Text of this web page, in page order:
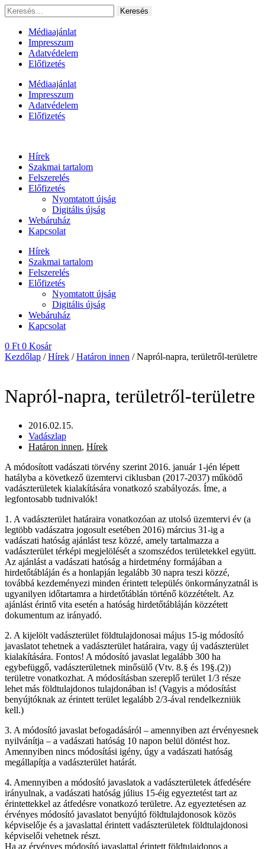
Ugrás
a
tartalomhoz
Keresés:
Médiaajánlat
Impresszum
Adatvédelem
Előfizetés
Médiaajánlat
Impresszum
Adatvédelem
Előfizetés
Hírek
Szakmai tartalom
Felszerelés
Előfizetés
Nyomtatott újság
Digitális újság
Webáruház
Kapcsolat
Hírek
Szakmai tartalom
Felszerelés
Előfizetés
Nyomtatott újság
Digitális újság
Webáruház
Kapcsolat
0 Ft 0 Kosár
Kezdőlap /Hírek /Határon innen / Napról-napra, területről-területre
Napról-napra, területről-területre
2016.02.15.
Vadászlap
Határon innen, Hírek
A módosított vadászati törvény szerint 2016. január 1-jén lépett
hatályba a következő üzemtervi ciklusban (2017-2037) működő
vadászterületek kialakítására vonatkozó szabályozás. Íme, a
legfontosabb tudnivalók!
1. A vadászterület határaira vonatkozóan az utolsó üzemtervi év (a
legtöbb vadászatra jogosult esetében 2016) március 31-ig a
vadászati hatóság ajánlást tesz közzé, amely tartalmazza a
vadászterület térképi megjelölését a szomszédos területekkel együtt.
Az ajánlást a vadászati hatóság a hirdetmény formájában a
hirdetőtábláján és a honlapján legalább 30 napra teszi közzé,
továbbá kezdeményezi minden érintett település önkormányzatnál is
ugyanilyen időtartamra a hirdetőtáblán történő közzétételt. Az
ajánlást érintő vita esetén a hatóság hirdetőtábláján közzétett
dokumentum az irányadó.
2. A kijelölt vadászterület földtulajdonosai május 15-ig módosító
javaslatot tehetnek a vadászterület határaira, vagy új vadászterület
kialakítására. Fontos! A módosító javaslat legalább 300 ha
egybefüggő, vadászterületnek minősülő (Vtv. 8.§ és 19§.(2))
területre vonatkozhat. A módosításban szereplő terület 1/3 része
lehet más földtulajdonos tulajdonában is! (Vagyis a módosítást
benyújtóknak az érintett terület legalább 2/3-ával rendelkezniük
kell.)
3. A módosító javaslat befogadásáról – amennyiben azt érvényesnek
nyilvánítja – a vadászati hatóság 10 napon belül döntést hoz.
Amennyiben nincs módosítási igény, úgy a vadászati hatóság
megállapítja a vadászterület határát.
4. Amennyiben a módosító javaslatok a vadászterületek átfedésére
irányulnak, a vadászati hatóság július 15-éig egyeztetést tart az
érintettekkel az átfedésre vonatkozó területre. Az egyeztetésen az
érvényes módosító javaslatot benyújtó földtulajdonosok közös
képviselője és a javaslattal érintett vadászterületek földtulajdonosi
képviselői vehetnek részt.
Ha az érvényes módosító javaslattal érintett földtulajdonos a